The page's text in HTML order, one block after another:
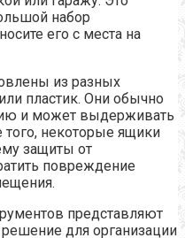
набор
его с места на
из разных
пластик. Они обычно
и может выдерживать
того, некоторые ящики
защиты от
повреждение
представляют
для организации